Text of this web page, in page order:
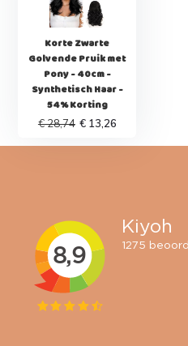
Korte Zwarte
Golvende Pruik met
Pony - 40cm -
Synthetisch Haar -
54% Korting
€ 28,74 € 13,26